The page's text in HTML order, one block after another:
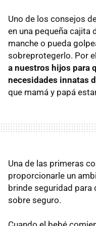
Uno de los consejos
en una pequeña cajita
manche o pueda
sobreprotegerlo. Por
a nuestros hijos para
necesidades innatas
que mamá y papá
Una de las primeras
proporcionarle un
brinde seguridad para
sobre seguro.